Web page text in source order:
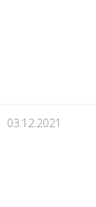
03.12.2021